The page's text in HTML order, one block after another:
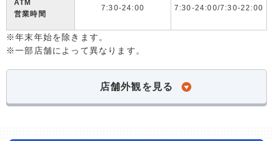
ATM
営業時間
7:30-24:00 7:30-24:00/7:30-22:00
※年末年始を除きます。
※一部店舗によって異なります。
店舗外観を見る